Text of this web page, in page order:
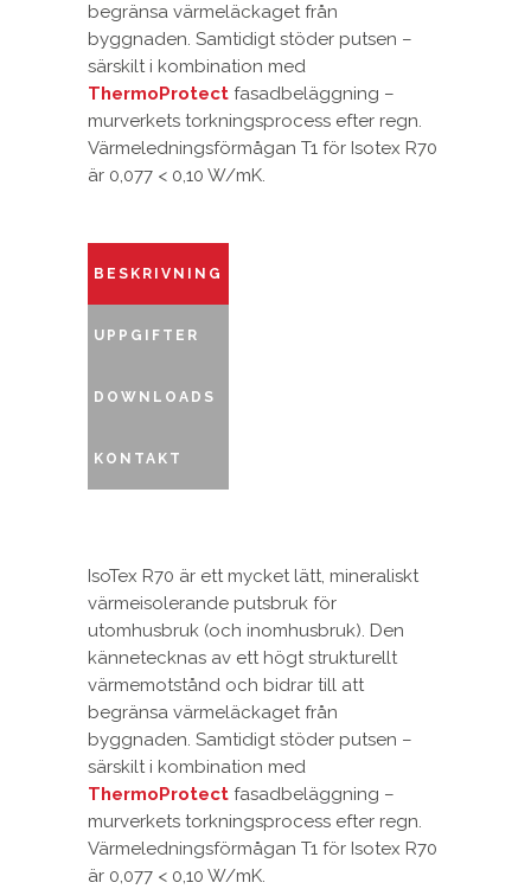
begränsa värmeläckaget från
byggnaden. Samtidigt stöder putsen –
särskilt i kombination med
ThermoProtect fasadbeläggning –
murverkets torkningsprocess efter regn.
Värmeledningsförmågan T1 för Isotex R70
är 0,077 < 0,10 W/mK.
BESKRIVNING
UPPGIFTER
DOWNLOADS
KONTAKT
IsoTex R70 är ett mycket lätt, mineraliskt
värmeisolerande putsbruk för
utomhusbruk (och inomhusbruk). Den
kännetecknas av ett högt strukturellt
värmemotstånd och bidrar till att
begränsa värmeläckaget från
byggnaden. Samtidigt stöder putsen –
särskilt i kombination med
ThermoProtect fasadbeläggning –
murverkets torkningsprocess efter regn.
Värmeledningsförmågan T1 för Isotex R70
är 0,077 < 0,10 W/mK.